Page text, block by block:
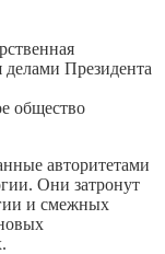
Президента
общество
авторитетами
Они затронут
и смежных